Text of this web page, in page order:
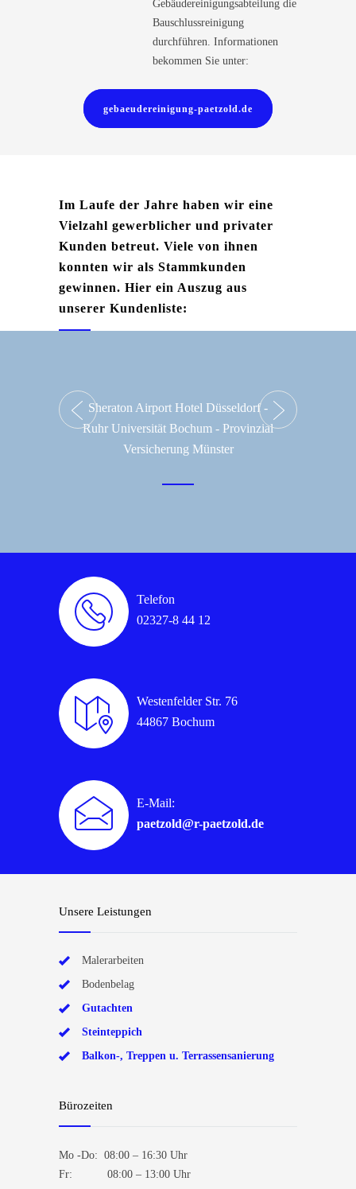
Gebäudereinigungsabteilung die
Bauschlussreinigung
durchführen. Informationen
bekommen Sie unter:
gebaeudereinigung-paetzold.de
Im Laufe der Jahre haben wir eine
Vielzahl gewerblicher und privater
Kunden betreut. Viele von ihnen
konnten wir als Stammkunden
gewinnen. Hier ein Auszug aus
unserer Kundenliste:
Sheraton Airport Hotel Düsseldorf -
Ruhr Universität Bochum - Provinzial
Versicherung Münster
Telefon
02327-8 44 12
Westenfelder Str. 76
44867 Bochum
E-Mail:
paetzold@r-paetzold.de
Unsere Leistungen
Malerarbeiten
Bodenbelag
Gutachten
Steinteppich
Balkon-, Treppen u. Terrassensanierung
Bürozeiten
Mo -Do: 08:00 – 16:30 Uhr
Fr: 08:00 – 13:00 Uhr